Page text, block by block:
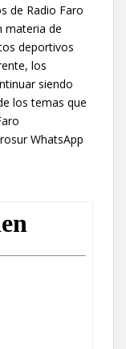
de Radio Faro
materia de
deportivos
los
siendo
los temas que
WhatsApp